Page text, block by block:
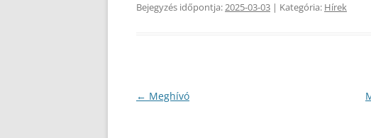
Bejegyzés időpontja:2025-03-03 | Kategória: Hírek
Bejegyzés
← Meghívó